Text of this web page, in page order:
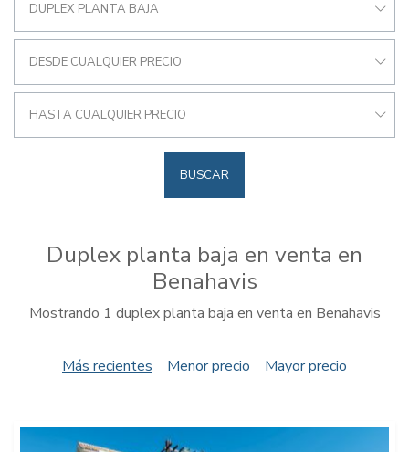
DUPLEX PLANTA BAJA
DESDE CUALQUIER PRECIO
HASTA CUALQUIER PRECIO
BUSCAR
Duplex planta baja en venta en
Benahavis
Mostrando 1 duplex planta baja en venta en Benahavis
Más recientes Menor precio Mayor precio